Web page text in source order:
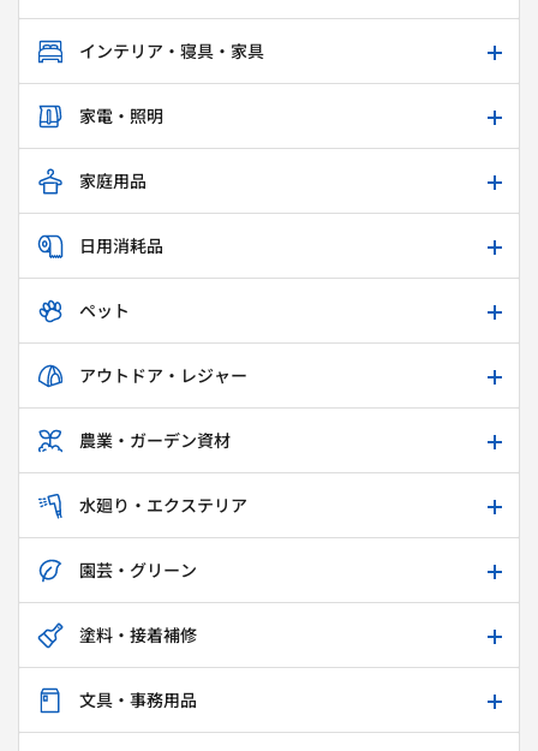
インテリア・寝具・家具
家電・照明
家庭用品
日用消耗品
ペット
アウトドア・レジャー
農業・ガーデン資材
水廻り・エクステリア
園芸・グリーン
塗料・接着補修
文具・事務用品